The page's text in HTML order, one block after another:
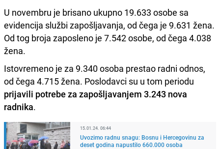
U novembru je brisano ukupno 19.633 osobe sa
evidencija službi zapošljavanja, od čega je 9.631 žena.
Od tog broja zaposleno je 7.542 osobe, od čega 4.038
žena.
Istovremeno je za 9.340 osoba prestao radni odnos,
od čega 4.715 žena. Poslodavci su u tom periodu
prijavili potrebe za zapošljavanjem 3.243 nova
radnika.
15.01.24. 06:44
Uvozimo radnu snagu: Bosnu i Hercegovinu za
deset godina napustilo 660.000 osoba